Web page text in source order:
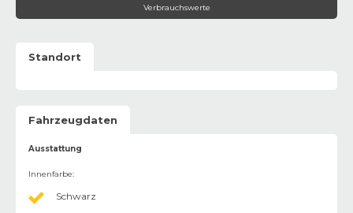
Verbrauchswerte
Standort
Fahrzeugdaten
Ausstattung
Innenfarbe:
Schwarz